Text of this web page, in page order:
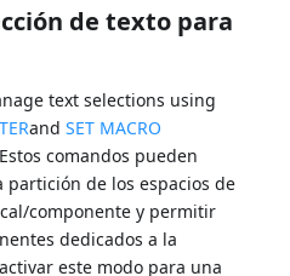
de texto para
text selections using
andSET MACRO
comandos pueden
de los espacios de
componente y permitir
dedicados a la
este modo para una